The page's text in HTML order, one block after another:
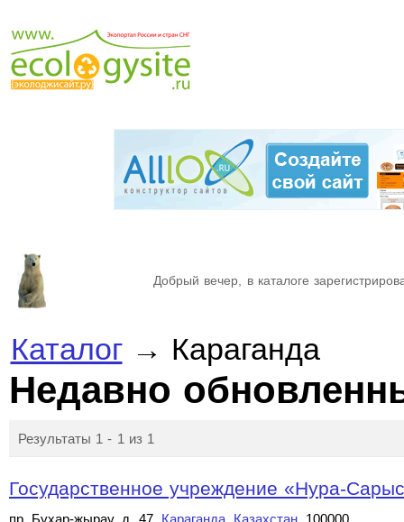
Добрый вечер, в каталоге
Каталог→ Караганда
Недавно
Результаты 1 - 1 из 1
Государственное учреждение «Нура-
пр. Бухар-жырау, д. 47, Караганда, Казахстан, 100000